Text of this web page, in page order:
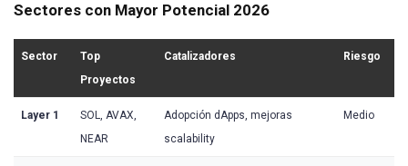
Sectores con Mayor Potencial 2026
Sector
Top
Proyectos
Catalizadores Riesgo
Layer 1
SOL, AVAX,
NEAR
Adopción dApps, mejoras
scalability
Medio